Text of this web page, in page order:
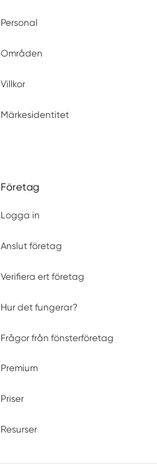
Personal
Områden
Villkor
Märkesidentitet
Företag
Logga in
Anslut företag
Verifiera ert företag
Hur det fungerar?
Frågor från fönsterföretag
Premium
Priser
Resurser